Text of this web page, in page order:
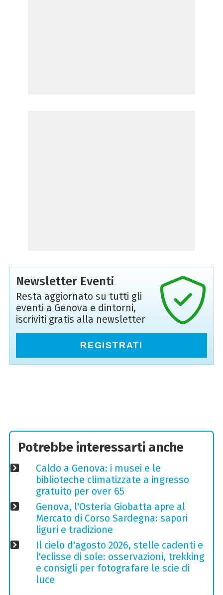
Newsletter Eventi
Resta aggiornato su tutti gli
eventi a Genova e dintorni,
iscriviti gratis alla newsletter
REGISTRATI
Potrebbe interessarti anche
Caldo a Genova: i musei e le
biblioteche climatizzate a ingresso
gratuito per over 65
Genova, l'Osteria Giobatta apre al
Mercato di Corso Sardegna: sapori
liguri e tradizione
Il cielo d'agosto 2026, stelle cadenti e
l'eclisse di sole: osservazioni, trekking
e consigli per fotografare le scie di
luce